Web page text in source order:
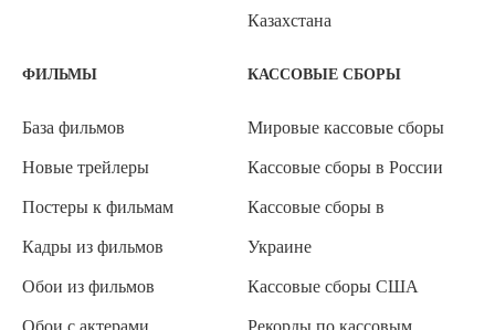
Казахстана
ФИЛЬМЫ
База фильмов
Новые трейлеры
Постеры к фильмам
Кадры из фильмов
Обои из фильмов
Обои с актерами
КАССОВЫЕ СБОРЫ
Мировые кассовые сборы
Кассовые сборы в России
Кассовые сборы в
Украине
Кассовые сборы США
Рекорды по кассовым